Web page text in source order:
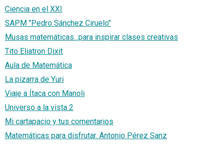
Ciencia en el XXI
SAPM "Pedro Sánchez Ciruelo"
Musas matemáticas...para inspirar clases creativas
Tito Eliatron Dixit
Aula de Matemática
La pizarra de Yuri
Viaje a Ítaca con Manoli
Universo a la vista 2
Mi cartapacio y tus comentarios
Matemáticas para disfrutar. Antonio Pérez Sanz